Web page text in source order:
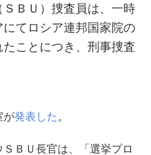
フォトバンク
ＢＵ）捜査員は、一時
てロシア連邦国家院の
ことにつき、刑事捜査
が発表した 。
ＢＵ長官は、「選挙プロ